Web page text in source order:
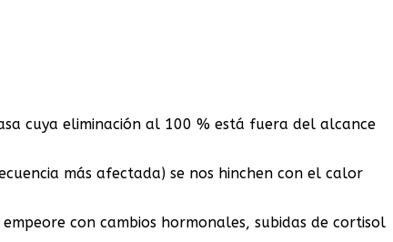
cuya eliminación al 100 % está fuera del alcance
más afectada) se nos hinchen con el calor
con cambios hormonales, subidas de cortisol